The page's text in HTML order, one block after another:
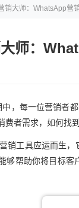
销大师：WhatsApp营
师：
，每一位营销者
费者需求，如何找
销工具应运而生
够帮助你将目标